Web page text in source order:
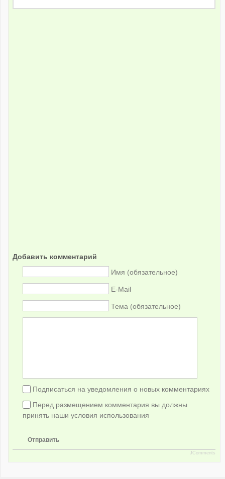
Добавить комментарий
Имя (обязательное)
E-Mail
Тема (обязательное)
Подписаться на уведомления о новых комментариях
Перед размещением комментария вы должны
принять наши условия использования
Отправить
JComments